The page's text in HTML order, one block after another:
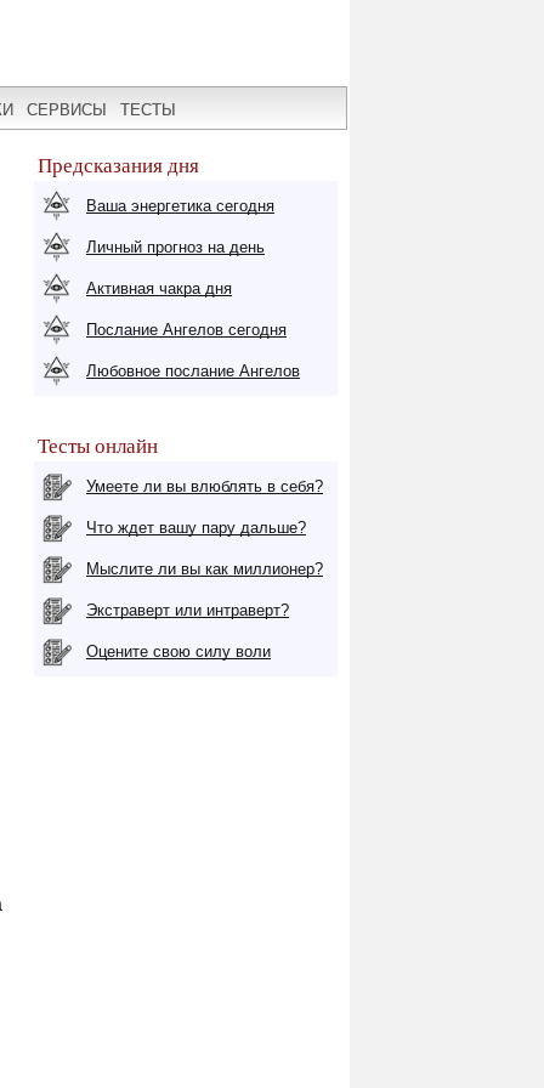
СЕРВИСЫ ТЕСТЫ
Предсказания дня
Ваша энергетика сегодня
Личный прогноз на день
Активная чакра дня
Послание Ангелов сегодня
Любовное послание Ангелов
Тесты онлайн
Умеете ли вы влюблять в себя?
Что ждет вашу пару дальше?
Мыслите ли вы как миллионер?
Экстраверт или интраверт?
Оцените свою силу воли